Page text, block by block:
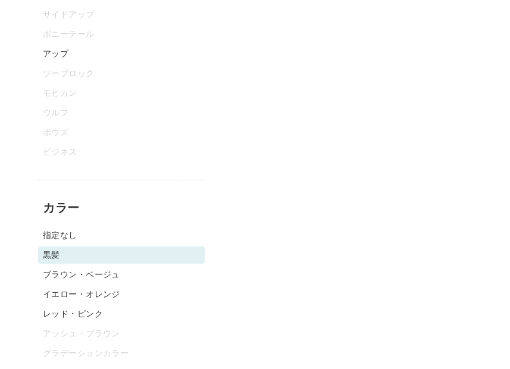
サイドアップ
ポニーテール
アップ
ツーブロック
モヒカン
ウルフ
ボウズ
ビジネス
カラー
指定なし
黒髪
ブラウン・ベージュ
イエロー・オレンジ
レッド・ピンク
アッシュ・ブラウン
グラデーションカラー